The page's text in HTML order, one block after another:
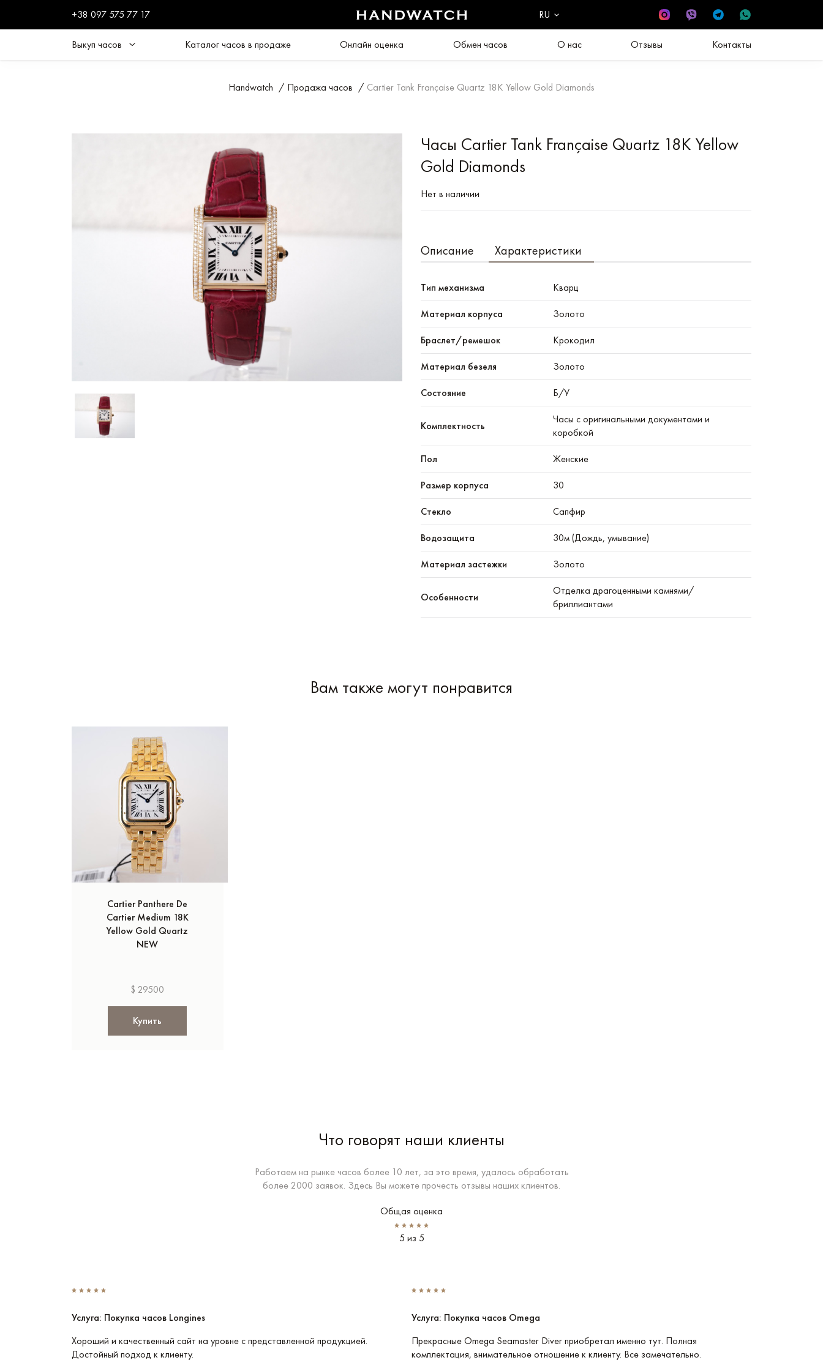
+38 097 575 77 17 RU
Выкуп часов Каталог часов в продаже Онлайн оценка Обмен часов О нас Отзывы Контакты
Handwatch / Продажа часов / Cartier Tank Française Quartz 18K Yellow Gold Diamonds
Часы Cartier Tank Française Quartz 18K Yellow
Gold Diamonds
Нет в наличии
Описание Характеристики
Тип механизма Кварц
Материал корпуса Золото
Браслет/ремешок Крокодил
Материал безеля Золото
Состояние Б/У
Комплектность
Часы с оригинальными документами и
коробкой
Пол Женские
Размер корпуса 30
Стекло Сапфир
Водозащита 30м (Дождь, умывание)
Материал застежки Золото
Особенности
Отделка драгоценными камнями/
бриллиантами
Вам также могут понравится
Cartier Panthere De
Cartier Medium 18K
Yellow Gold Quartz
NEW
$ 29500
Купить
Что говорят наши клиенты
Работаем на рынке часов более 10 лет, за это время, удалось обработать
более 2000 заявок. Здесь Вы можете прочесть отзывы наших клиентов.
Общая оценка
5 из 5
Услуга: Покупка часов Longines
Хороший и качественный сайт на уровне с представленной продукцией.
Достойный подход к клиенту.
Услуга: Покупка часов Omega
Прекрасные Omega Seamaster Diver приобретал именно тут. Полная
комплектация, внимательное отношение к клиенту. Все замечательно.